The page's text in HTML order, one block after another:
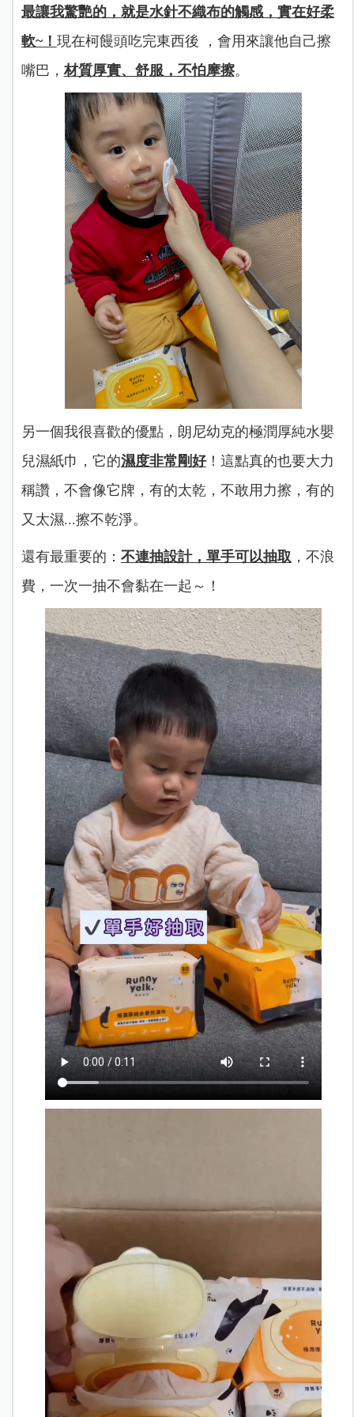
最讓我驚艷的，就是水針不織布的觸感，實在好柔
軟~！ 現在柯饅頭吃完東西後 ，會用來讓他自己擦
嘴巴，材質厚實、舒服，不怕摩擦。
另一個我很喜歡的優點， 朗尼幼克的極潤厚純水嬰
兒濕紙巾，它的濕度非常剛好！ 這點真的也要大力
稱讚，不會像它牌，有的太乾，不敢用力擦，有的
又太濕...擦不乾淨。
還有最重要的： 不連抽設計，單手可以抽取 ，不浪
費，一次一抽不會黏在一起～！